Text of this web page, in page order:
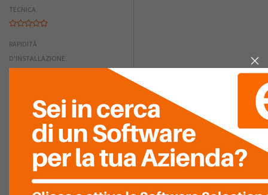
TECNICA
RAPIDITÀ
D'INSTALLAZIONE
SERVIZIO
ASSISTENZA